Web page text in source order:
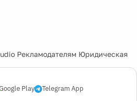
Рекламодателям Юридическая
Play Telegram App